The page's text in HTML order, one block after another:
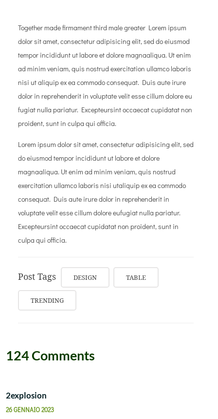
Together made firmament third male greater Lorem ipsum
dolor sit amet, consectetur adipisicing elit, sed do eiusmod
tempor incididunt ut labore et dolore magnaaliqua. Ut enim
ad minim veniam, quis nostrud exercitation ullamco laboris
nisi ut aliquip ex ea commodo consequat. Duis aute irure
dolor in reprehenderit in voluptate velit esse cillum dolore eu
fugiat nulla pariatur. Excepteursint occaecat cupidatat non
proident, sunt in culpa qui officia.
Lorem ipsum dolor sit amet, consectetur adipisicing elit, sed
do eiusmod tempor incididunt ut labore et dolore
magnaaliqua. Ut enim ad minim veniam, quis nostrud
exercitation ullamco laboris nisi utaliquip ex ea commodo
consequat. Duis aute irure dolor in reprehenderit in
voluptate velit esse cillum dolore eufugiat nulla pariatur.
Excepteursint occaecat cupidatat non proident, sunt in
culpa qui officia.
Post Tags DESIGN TABLE
TRENDING
124 Comments
2explosion
26 GENNAIO 2023